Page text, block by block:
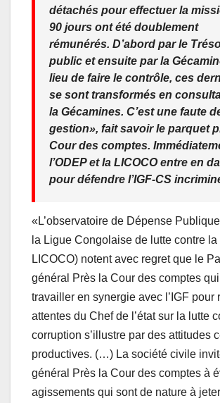
détachés pour effectuer la
90 jours ont été doublement
rémunérés. D’abord par le
public et ensuite par la
lieu de faire le contrôle, ces
se sont transformés en
la Gécamines. C’est une faute
gestion», fait savoir le parquet
Cour des comptes.
l’ODEP et la LICOCO entre en
pour défendre l’IGF-CS
«L’observatoire de Dépense
la Ligue Congolaise de lutte contre
LICOCO) notent avec regret que le
général Près la Cour des comptes
travailler en synergie avec l’IGF pour
attentes du Chef de l’état sur la lutte
corruption s’illustre par des attitudes
productives. (…) La société civile
général Près la Cour des comptes à
agissements qui sont de nature à